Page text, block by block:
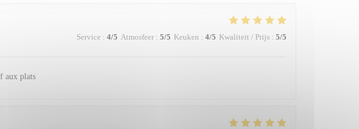
Service : 4/5 Atmosfeer : 5/5 Keuken : 4/5 Kwaliteit / Prijs : 5/5
aux plats